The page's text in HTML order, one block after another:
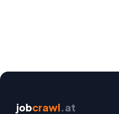
jobcrawl.at